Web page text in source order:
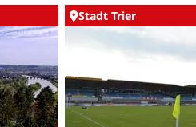
Stadt Trier